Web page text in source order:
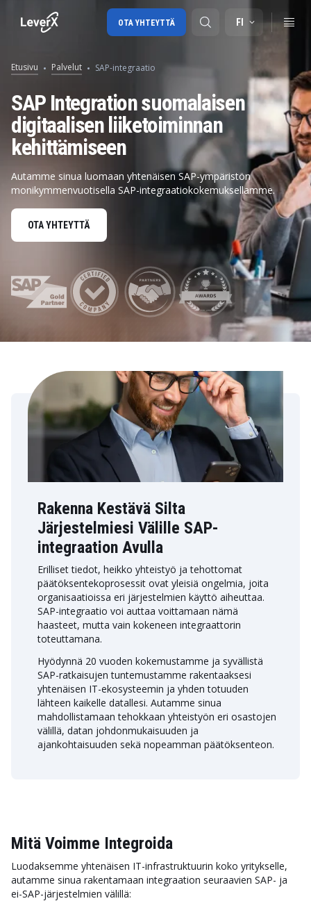
SAP-tuki
SAP-konsultointi
SAP Ariba
SAP EWM
FI
OTA YHTEYTTÄ
Etusivu Palvelut SAP-integraatio
SAP Integration suomalaisen
digitaalisen liiketoiminnan
kehittämiseen
Autamme sinua luomaan yhtenäisen SAP-ympäristön
monikymmenvuotisella SAP-integraatiokokemuksellamme.
OTA YHTEYTTÄ
Rakenna Kestävä Silta
Järjestelmiesi Välille SAP-
integraation Avulla
Erilliset tiedot, heikko yhteistyö ja tehottomat
päätöksentekoprosessit ovat yleisiä ongelmia, joita
organisaatioissa eri järjestelmien käyttö aiheuttaa.
SAP-integraatio voi auttaa voittamaan nämä
haasteet, mutta vain kokeneen integraattorin
toteuttamana.
Hyödynnä 20 vuoden kokemustamme ja syvällistä
SAP-ratkaisujen tuntemustamme rakentaaksesi
yhtenäisen IT-ekosysteemin ja yhden totuuden
lähteen kaikelle datallesi. Autamme sinua
mahdollistamaan tehokkaan yhteistyön eri osastojen
välillä, datan johdonmukaisuuden ja
ajankohtaisuuden sekä nopeamman päätöksenteon.
Mitä Voimme Integroida
Luodaksemme yhtenäisen IT-infrastruktuurin koko yritykselle,
autamme sinua rakentamaan integraation seuraavien SAP- ja
ei-SAP-järjestelmien välillä: